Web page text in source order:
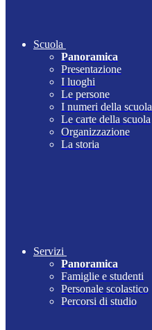
Scuola
Panoramica
Presentazione
I luoghi
Le persone
I numeri della scuola
Le carte della scuola
Organizzazione
La storia
Servizi
Panoramica
Famiglie e studenti
Personale scolastico
Percorsi di studio